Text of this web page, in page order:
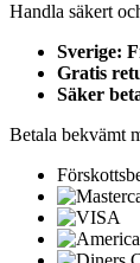
Handla säkert
Sverige:
Gratis
Säker
Betala bekvämt